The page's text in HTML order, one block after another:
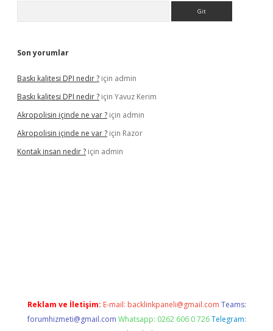
Son yorumlar
Baskı kalitesi DPI nedir ? için admin
Baskı kalitesi DPI nedir ? için Yavuz Kerim
Akropolisin içinde ne var ? için admin
Akropolisin içinde ne var ? için Razor
Kontak insan nedir ? için admin
Reklam ve İletişim: E-mail: backlinkpaneli@gmail.com Teams:
forumhizmeti@gmail.com Whatsapp: 0262 606 0 726 Telegram: